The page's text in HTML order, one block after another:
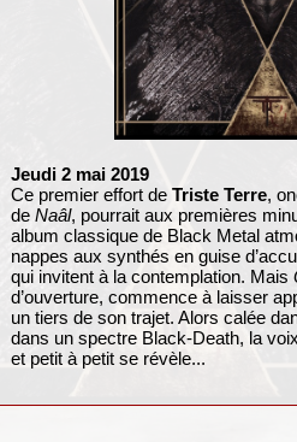
Jeudi 2 mai 2019
Ce premier effort de Triste Terre,
de Naâl, pourrait aux premières
album classique de Black Metal
nappes aux synthés en guise
qui invitent à la contemplation. Mais
d’ouverture, commence à laisser
un tiers de son trajet. Alors calée
dans un spectre Black-Death, la
et petit à petit se révèle...